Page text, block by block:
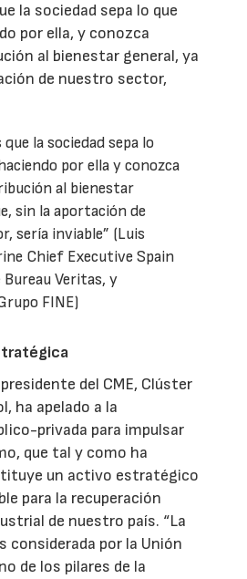
la sociedad sepa lo que
por ella, y conozca
al bienestar general, ya
de nuestro sector,
la sociedad sepa lo
por ella y conozca
al bienestar
sin la aportación de
sería inviable” (Luis
Chief Executive Spain
Veritas, y
FINE)
del CME, Clúster
ha apelado a la
privada para impulsar
que tal y como ha
un activo estratégico
para la recuperación
de nuestro país. “La
considerada por la Unión
de los pilares de la